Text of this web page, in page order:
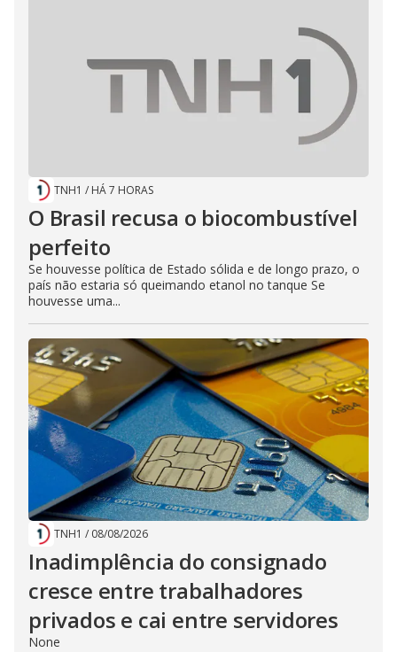
TNH1 / HÁ 7 HORAS
O Brasil recusa o biocombustível
perfeito
Se houvesse política de Estado sólida e de longo prazo, o
país não estaria só queimando etanol no tanque Se
houvesse uma...
TNH1 / 08/08/2026
Inadimplência do consignado
cresce entre trabalhadores
privados e cai entre servidores
None